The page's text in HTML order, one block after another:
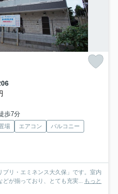
歩7分
場 エアコン
バルコニー
リ・エミネンス大久保」です。室内
が揃っており、とても充実... もっと